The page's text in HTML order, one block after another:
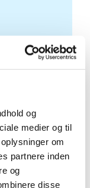
og
medier og til
om
partnere inden
og
disse